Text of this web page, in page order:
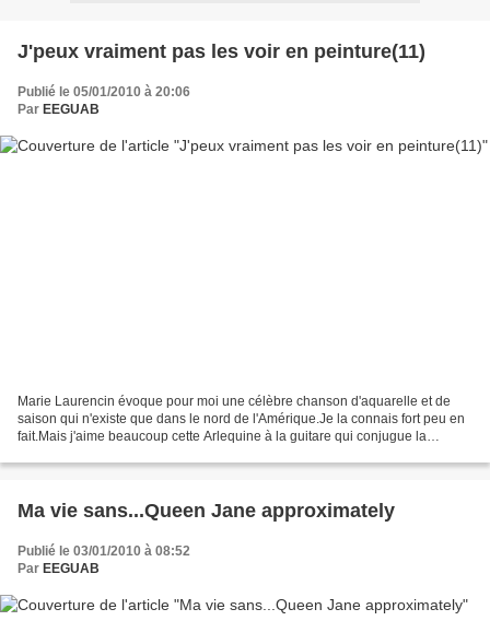
J'peux vraiment pas les voir en peinture(11)
Publié le 05/01/2010 à 20:06
Par EEGUAB
Marie Laurencin évoque pour moi une célèbre chanson d'aquarelle et de
saison qui n'existe que dans le nord de l'Amérique.Je la connais fort peu en
fait.Mais j'aime beaucoup cette Arlequine à la guitare qui conjugue la
Ma vie sans...Queen Jane approximately
Publié le 03/01/2010 à 08:52
Par EEGUAB